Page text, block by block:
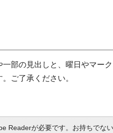
部の見出しと、曜日やマー
ご了承ください。
Readerが必要です。お持ちでな